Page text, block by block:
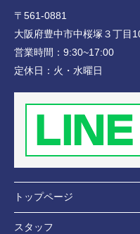
〒561-0881
大阪府豊中市中桜塚３丁目
営業時間： 9:30~17:00
定休日： 火・水曜日
トップページ
スタッフ